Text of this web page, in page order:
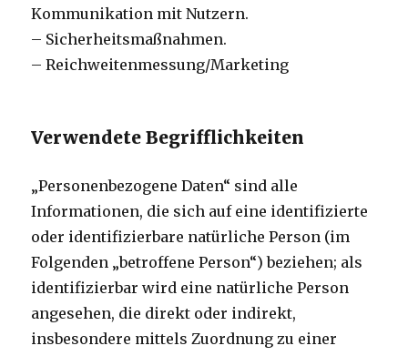
Kommunikation mit Nutzern.
– Sicherheitsmaßnahmen.
– Reichweitenmessung/Marketing
Verwendete Begrifflichkeiten
„Personenbezogene Daten“ sind alle
Informationen, die sich auf eine identifizierte
oder identifizierbare natürliche Person (im
Folgenden „betroffene Person“) beziehen; als
identifizierbar wird eine natürliche Person
angesehen, die direkt oder indirekt,
insbesondere mittels Zuordnung zu einer